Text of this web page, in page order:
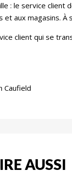
: le service client
et aux magasins. À
client qui se
Caufield
AUSSI